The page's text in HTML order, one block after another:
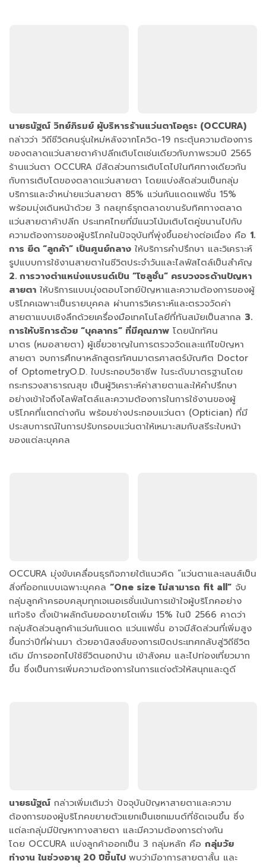
นายธนัฐณ์ วิทย์ภิรมย์ ผู้บริหารร้านแว่นตาโอคูระ (OCCURA)
กล่าวว่า วิถีชีวิตคนรุ่นใหม่หลังจากโควิด-19 กระตุ้นความต้องการ
ของตลาดแว่นสายตาค้าปลีกเติบโตเช่นเดียวกับภาพรวมปี 2565
ร้านแว่นตา OCCURA มีสัดส่วนการเติบโตไปในทิศทางเดียวกัน
กับการเติบโตของตลาดแว่นสายตา โดยแบ่งสัดส่วนเป็นกลุ่ม
บริการและจำหน่ายแว่นสายตา 85% แว่นกันแดดแฟชั่น 15%
พร้อมมุ่งเดินหน้าด้วย 3 กลยุทธ์รุกตลาดขานรับทิศทางตลาด
แว่นสายตาค้าปลีก ประเทศไทยที่มีแนวโน้มเติบโตคู่ขนานไปกับ
ความต้องการของผู้บริโภคในปัจจุบันที่พุ่งขึ้นอย่างต่อเนื่อง คือ 1.
การ ยึด “ลูกค้า” เป็นศูนย์กลาง ให้บริการคำปรึกษา และวิเคราะห์
รูปแบบการใช้งานสายตาในชีวิตประจำวันและไลฟ์สไตล์เป็นสำคัญ
2. การวางตำแหน่งแบรนด์เป็น “โซลูชั่น” ครบวงจรด้านปัญหา
สายตา ให้บริการแบบมุ่งตอบโจทย์ปัญหาและความต้องการของผู้
บริโภคเฉพาะเป็นรายบุคคล ผ่านการวิเคราะห์และตรวจวัดค่า
สายตาแบบเชิงลึกด้วยเครื่องมือเทคโนโลยีที่ทันสมัยเป็นสากล 3.
การให้บริการด้วย “บุคลากร” ที่มีคุณภาพ โดยนักทัศน
มาตร (หมอสายตา) ผู้เชี่ยวชาญในการตรวจวัดและแก้ไขปัญหา
สายตา จบการศึกษาหลักสูตรทัศนมาตรศาสตร์บัณฑิต Doctor
of OptometryO.D. ใบประกอบวิชาชีพ ในระดับมาตรฐานโดย
กระทรวงสาธารณสุข เป็นผู้วิเคราะห์ค่าสายตาและให้คำปรึกษา
อย่างเข้าใจถึงไลฟ์สไตล์และความต้องการในการใช้งานของผู้
บริโภคที่แตกต่างกัน พร้อมช่างประกอบแว่นตา (Optician) ที่มี
ประสบการณ์ในการปรับกรอบแว่นตาให้เหมาะสมกับสรีระใบหน้า
ของแต่ละบุคคล
OCCURA มุ่งขับเคลื่อนธุรกิจภายใต้แนวคิด “แว่นตาและเลนส์เป็น
สิ่งที่ออกแบบเฉพาะบุคคล “One size ไม่สามารถ fit all” จับ
กลุ่มลูกค้าครอบคลุมทุกเจเนอเรชั่นเน้นการเข้าใจผู้บริโภคอย่าง
แท้จริง ตั้งเป้าผลักดันยอดขายโตเพิ่ม 15% ในปี 2566 คาดว่า
กลุ่มสัดส่วนลูกค้าแว่นกันแดด แว่นแฟชั่น อาจมีสัดส่วนที่เพิ่มสูง
ขึ้นกว่าปีที่ผ่านมา ด้วยอานิสงส์ของการเปิดประเทศกลับสู่วิถีชีวิต
เดิม มีการออกไปใช้ชีวิตนอกบ้าน เข้าสังคม และไปท่องเที่ยวมาก
ขึ้น ซึ่งเป็นการเพิ่มความต้องการในการแต่งตัวให้สนุกและดูดี
นายธนัฐณ์ กล่าวเพิ่มเติมว่า ปัจจุบันปัญหาสายตาและความ
ต้องการของผู้บริโภคขยายตัวแยกเป็นเซกเมนต์ที่ชัดเจนขึ้น ซึ่ง
แต่ละกลุ่มมีปัญหาทางสายตา และมีความต้องการต่างกัน
โดย OCCURA แบ่งลูกค้าออกเป็น 3 กลุ่มหลัก คือ กลุ่มวัย
ทำงาน ในช่วงอายุ 20 ปีขึ้นไป พบว่ามีอาการสายตาสั้น และ